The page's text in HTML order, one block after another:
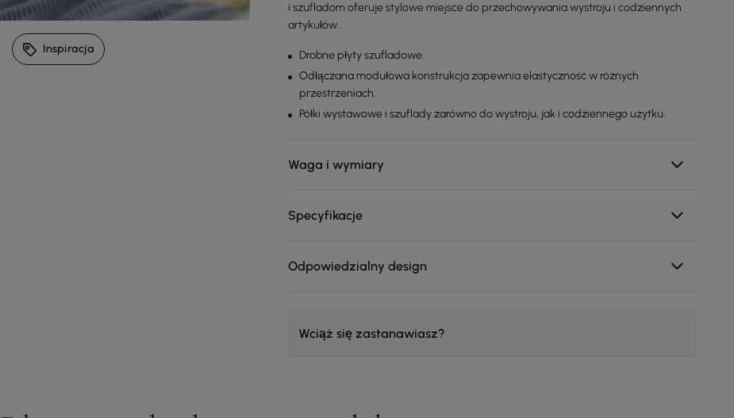
i szufladom oferuje stylowe miejsce do przechowywania wystroju i codziennych
artykułów.
Drobne płyty szufladowe.
Odłączana modułowa konstrukcja zapewnia elastyczność w różnych
przestrzeniach.
Półki wystawowe i szuflady zarówno do wystroju, jak i codziennego użytku.
Waga i wymiary
Specyfikacje
Odpowiedzialny design
Wciąż się zastanawiasz?
Inspiracja